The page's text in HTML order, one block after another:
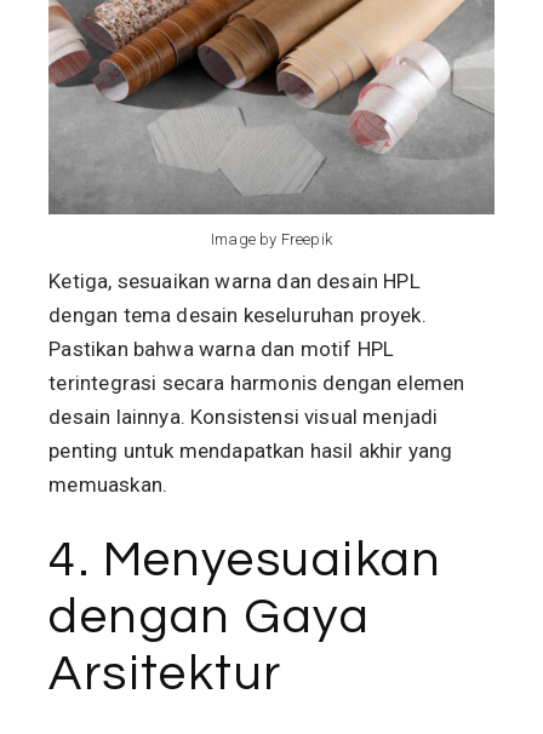
Image by Freepik
Ketiga, sesuaikan warna dan desain HPL
dengan tema desain keseluruhan proyek.
Pastikan bahwa warna dan motif HPL
terintegrasi secara harmonis dengan elemen
desain lainnya. Konsistensi visual menjadi
penting untuk mendapatkan hasil akhir yang
memuaskan.
4. Menyesuaikan
dengan Gaya
Arsitektur